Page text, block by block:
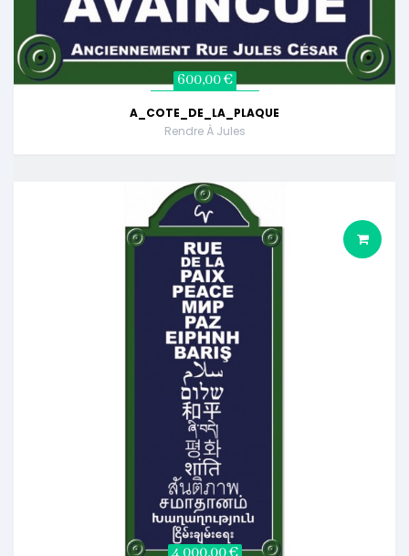
600,00 €
A_COTE_DE_LA_PLAQUE
Rendre À Jules